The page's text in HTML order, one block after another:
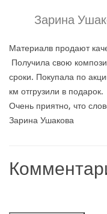
Зарина
Материалв продают
Получила свою
сроки. Покупала по
км отгрузили в подарок.
Очень приятно, что
Зарина Ушакова